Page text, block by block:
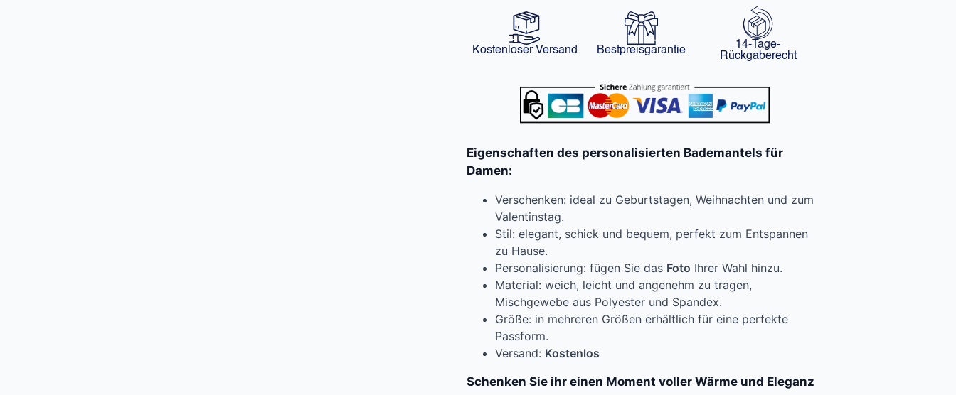
Kostenloser Versand Bestpreisgarantie
14-Tage-
Rückgaberecht
Eigenschaften des personalisierten Bademantels für
Damen:
Verschenken: ideal zu Geburtstagen, Weihnachten und zum
Valentinstag.
Stil: elegant, schick und bequem, perfekt zum Entspannen
zu Hause.
Personalisierung: fügen Sie das Foto Ihrer Wahl hinzu.
Material: weich, leicht und angenehm zu tragen,
Mischgewebe aus Polyester und Spandex.
Größe: in mehreren Größen erhältlich für eine perfekte
Passform.
Versand: Kostenlos
Schenken Sie ihr einen Moment voller Wärme und Eleganz